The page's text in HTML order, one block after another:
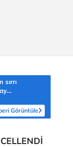
sırrı
Görüntüle